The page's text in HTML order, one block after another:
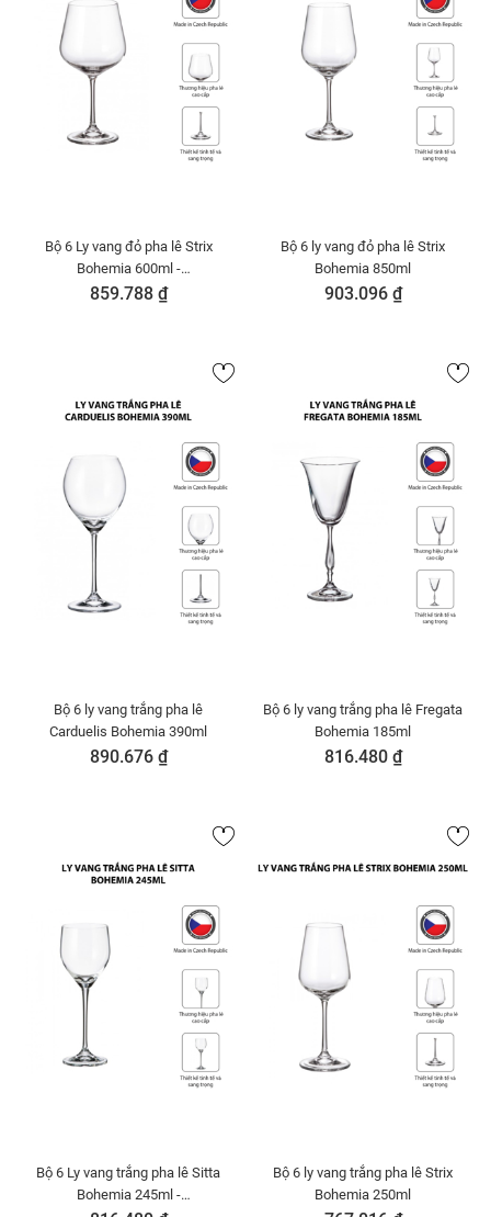
Bộ 6 Ly vang đỏ pha lê Strix
Bohemia 600ml -
91L.1SF73.600-B
859.788 ₫
Bộ 6 ly vang đỏ pha lê Strix
Bohemia 850ml
903.096 ₫
Bộ 6 ly vang trắng pha lê
Carduelis Bohemia 390ml
890.676 ₫
Bộ 6 ly vang trắng pha lê Fregata
Bohemia 185ml
816.480 ₫
Bộ 6 Ly vang trắng pha lê Sitta
Bohemia 245ml -
Bộ 6 ly vang trắng pha lê Strix
Bohemia 250ml